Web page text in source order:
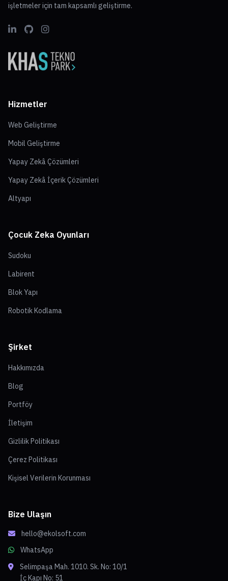
işletmeler için tam kapsamlı geliştirme.
Hizmetler
Web Geliştirme
Mobil Geliştirme
Yapay Zekâ Çözümleri
Yapay Zekâ İçerik Çözümleri
Altyapı
Çocuk Zeka Oyunları
Sudoku
Labirent
Blok Yapı
Robotik Kodlama
Şirket
Hakkımızda
Blog
Portföy
İletişim
Gizlilik Politikası
Çerez Politikası
Kişisel Verilerin Korunması
Bize Ulaşın
hello@ekolsoft.com
WhatsApp
Selimpaşa Mah. 1010. Sk. No: 10/1
İç Kapı No: 51